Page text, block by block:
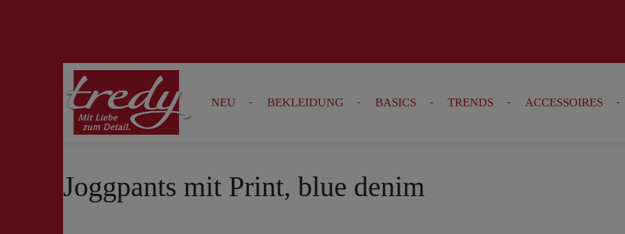
Zur Suche springen Zur Hauptnavigation springen
NEU BEKLEIDUNG BASICS TRENDS ACCESSOIRES
Joggpants mit Print, blue denim